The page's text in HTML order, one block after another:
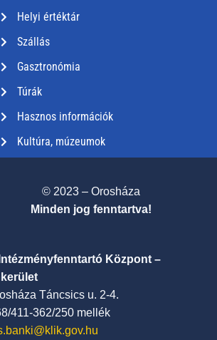
Helyi értéktár
Szállás
Gasztronómia
Túrák
Hasznos információk
Kultúra, múzeumok
© 2023 – Orosháza
Minden jog fenntartva!
Központ –
Táncsics u. 2-4.
411-362/250 mellék